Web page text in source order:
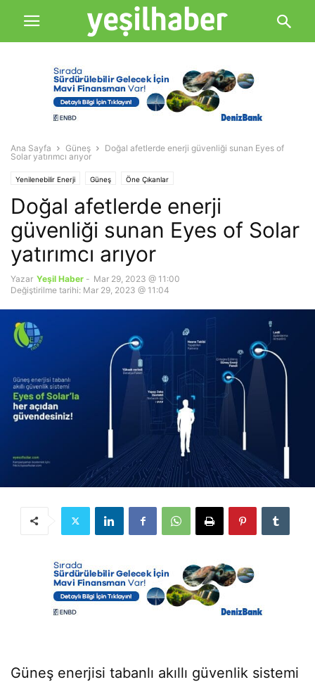
Ana Sayfa Güneş
Doğal afetlerde enerji güvenliği sunan Eyes of
Solar yatırımcı arıyor
Yenilenebilir Enerji Güneş Öne Çıkanlar
Doğal afetlerde enerji
güvenliği sunan Eyes of Solar
yatırımcı arıyor
Yazar Yeşil Haber - Mar 29, 2023 @ 11:00
Değiştirilme tarihi: Mar 29, 2023 @ 11:04
Güneş enerjisi tabanlı akıllı güvenlik sistemi